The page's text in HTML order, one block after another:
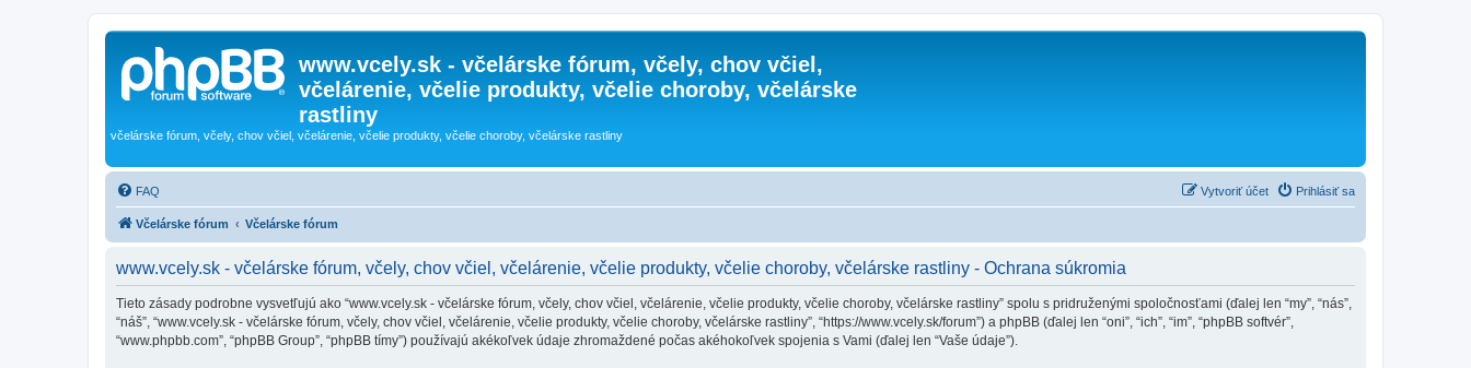
www.vcely.sk - včelárske fórum, včely, chov včiel,
včelárenie, včelie produkty, včelie choroby, včelárske
rastliny
včelárske fórum, včely, chov včiel, včelárenie, včelie produkty, včelie choroby, včelárske rastliny
FAQ Prihlásiť sa
Vytvoriť účet
Včelárske fórum Včelárske fórum
www.vcely.sk - včelárske fórum, včely, chov včiel, včelárenie, včelie produkty, včelie choroby, včelárske rastliny - Ochrana súkromia
Tieto zásady podrobne vysvetľujú ako “www.vcely.sk - včelárske fórum, včely, chov včiel, včelárenie, včelie produkty, včelie choroby, včelárske rastliny” spolu s pridruženými spoločnosťami (ďalej len “my”, “nás”,
“náš”, “www.vcely.sk - včelárske fórum, včely, chov včiel, včelárenie, včelie produkty, včelie choroby, včelárske rastliny”, “https://www.vcely.sk/forum”) a phpBB (ďalej len “oni”, “ich”, “im”, “phpBB softvér”,
“www.phpbb.com”, “phpBB Group”, “phpBB tímy”) používajú akékoľvek údaje zhromaždené počas akéhokoľvek spojenia s Vami (ďalej len “Vaše údaje”).